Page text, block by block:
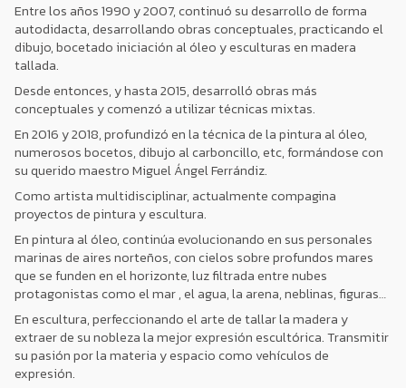
Entre los años 1990 y 2007, continuó su desarrollo de forma
autodidacta, desarrollando obras conceptuales, practicando el
dibujo, bocetado iniciación al óleo y esculturas en madera
tallada.
Desde entonces, y hasta 2015, desarrolló obras más
conceptuales y comenzó a utilizar técnicas mixtas.
En 2016 y 2018, profundizó en la técnica de la pintura al óleo,
numerosos bocetos, dibujo al carboncillo, etc, formándose con
su querido maestro Miguel Ángel Ferrándiz.
Como artista multidisciplinar, actualmente compagina
proyectos de pintura y escultura.
En pintura al óleo, continúa evolucionando en sus personales
marinas de aires norteños, con cielos sobre profundos mares
que se funden en el horizonte, luz filtrada entre nubes
protagonistas como el mar , el agua, la arena, neblinas, figuras…
En escultura, perfeccionando el arte de tallar la madera y
extraer de su nobleza la mejor expresión escultórica. Transmitir
su pasión por la materia y espacio como vehículos de
expresión.